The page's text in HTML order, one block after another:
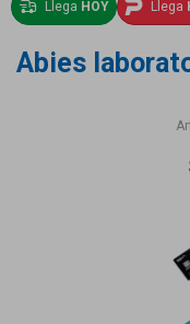
Llega HOY Llega
Abies